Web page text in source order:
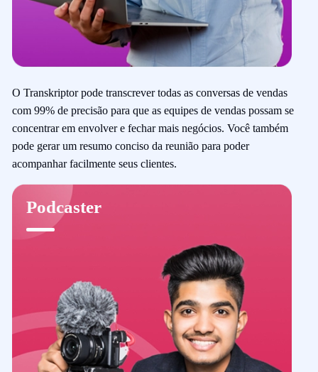
O Transkriptor pode transcrever todas as conversas de vendas
com 99% de precisão para que as equipes de vendas possam se
concentrar em envolver e fechar mais negócios. Você também
pode gerar um resumo conciso da reunião para poder
acompanhar facilmente seus clientes.
Podcaster